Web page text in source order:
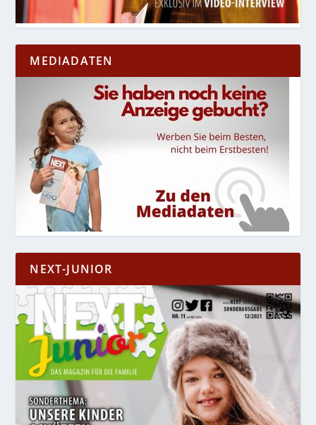
MEDIADATEN
NEXT-JUNIOR